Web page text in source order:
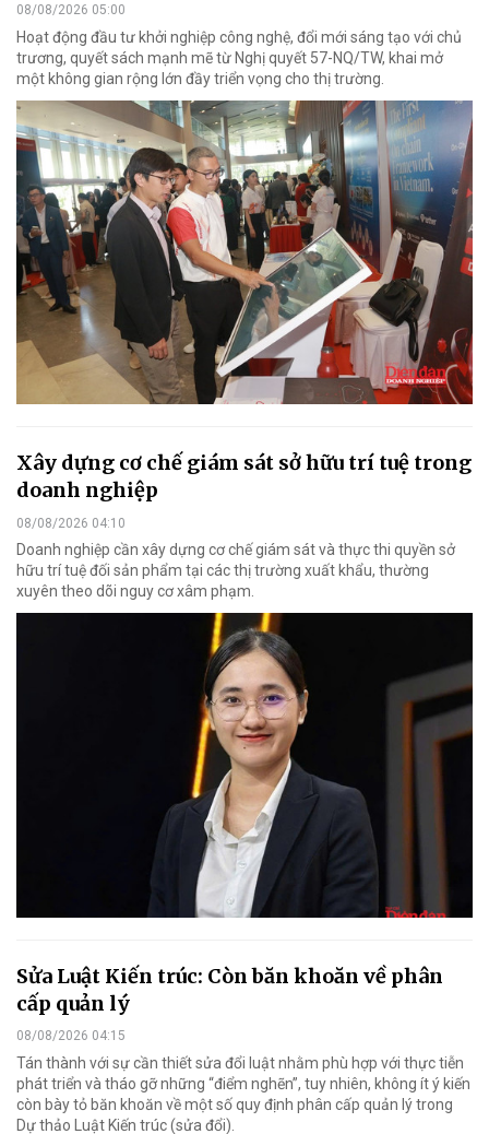
08/08/2026 05:00
Hoạt động đầu tư khởi nghiệp công nghệ, đổi mới sáng tạo với chủ
trương, quyết sách mạnh mẽ từ Nghị quyết 57-NQ/TW, khai mở
một không gian rộng lớn đầy triển vọng cho thị trường.
Xây dựng cơ chế giám sát sở hữu trí tuệ trong
doanh nghiệp
08/08/2026 04:10
Doanh nghiệp cần xây dựng cơ chế giám sát và thực thi quyền sở
hữu trí tuệ đối sản phẩm tại các thị trường xuất khẩu, thường
xuyên theo dõi nguy cơ xâm phạm.
Sửa Luật Kiến trúc: Còn băn khoăn về phân
cấp quản lý
08/08/2026 04:15
Tán thành với sự cần thiết sửa đổi luật nhằm phù hợp với thực tiễn
phát triển và tháo gỡ những “điểm nghẽn”, tuy nhiên, không ít ý kiến
còn bày tỏ băn khoăn về một số quy định phân cấp quản lý trong
Dự thảo Luật Kiến trúc (sửa đổi).